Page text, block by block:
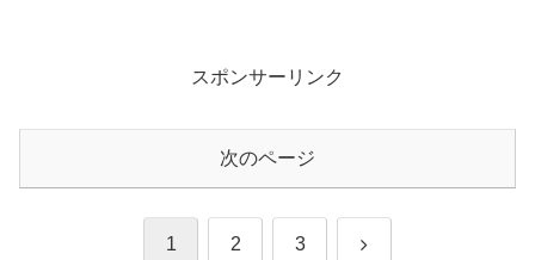
スポンサーリンク
次のページ
1 2 3 次